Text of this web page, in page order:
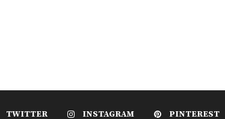
TWITTER INSTAGRAM PINTEREST